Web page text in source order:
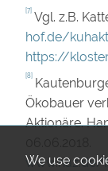
We use
[7] Vgl. z.B.
hof.de/
https://
[8]
Ökobauer
Aktionäre.